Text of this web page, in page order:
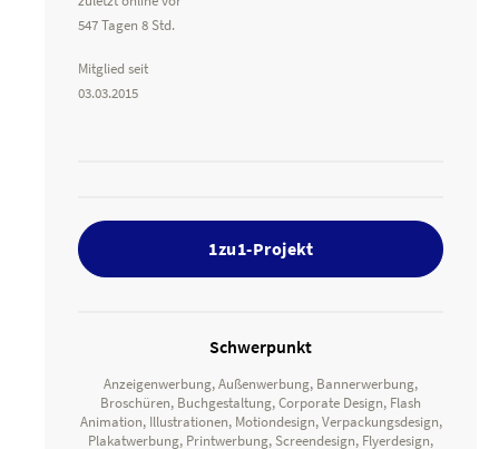
547 Tagen 8 Std.
Mitglied seit
03.03.2015
1zu1-Projekt
Schwerpunkt
Anzeigenwerbung, Außenwerbung, Bannerwerbung,
Broschüren, Buchgestaltung, Corporate Design, Flash
Animation, Illustrationen, Motiondesign, Verpackungsdesign,
Plakatwerbung, Printwerbung, Screendesign, Flyerdesign,